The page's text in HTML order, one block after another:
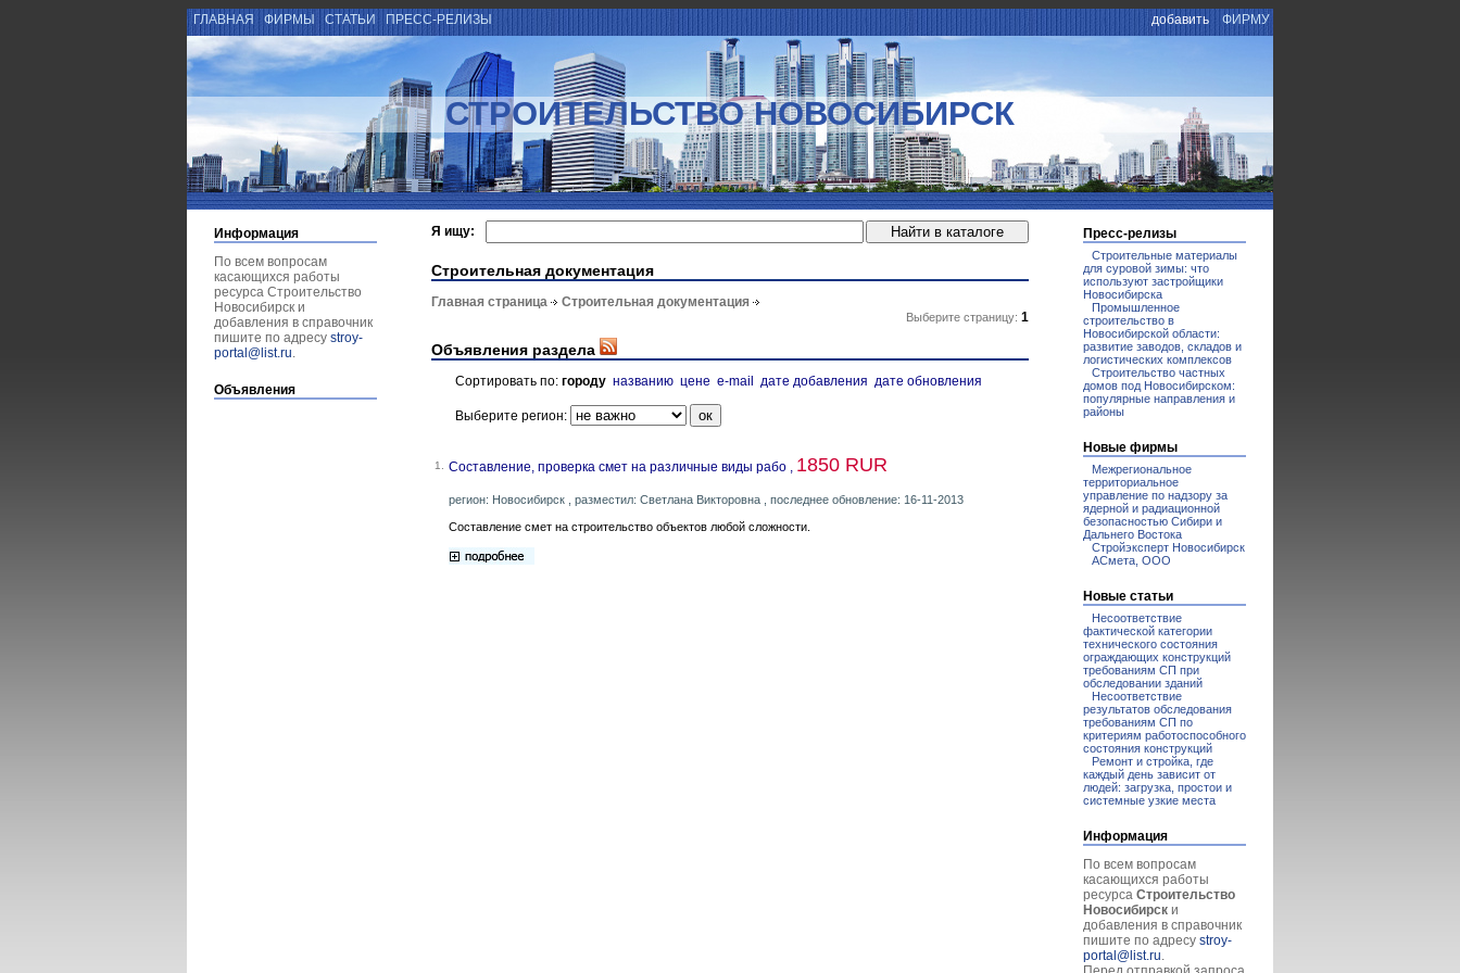
ГЛАВНАЯ ФИРМЫ СТАТЬИ ПРЕСС-РЕЛИЗЫ добавить ФИРМУ
СТРОИТЕЛЬСТВО НОВОСИБИРСК
Информация
По всем вопросам
касающихся работы
ресурса Строительство
Новосибирск и
добавления в справочник
пишите по адресу stroy-
portal@list.ru.
Объявления
Я ищу:
Строительная документация
Главная страница Строительная документация
Выберите страницу: 1
Объявления раздела
Сортировать по: городу названию цене e-mail дате добавления дате обновления
Выберите регион:
1. Составление, проверка смет на различные виды рабо , 1850 RUR
регион: Новосибирск , разместил: Светлана Викторовна , последнее обновление: 16-11-2013
Составление смет на строительство объектов любой сложности.
Пресс-релизы
Строительные материалы
для суровой зимы: что
используют застройщики
Новосибирска
Промышленное
строительство в
Новосибирской области:
развитие заводов, складов и
логистических комплексов
Строительство частных
домов под Новосибирском:
популярные направления и
районы
Новые фирмы
Межрегиональное
территориальное
управление по надзору за
ядерной и радиационной
безопасностью Сибири и
Дальнего Востока
Стройэксперт Новосибирск
АСмета, ООО
Новые статьи
Несоответствие
фактической категории
технического состояния
ограждающих конструкций
требованиям СП при
обследовании зданий
Несоответствие
результатов обследования
требованиям СП по
критериям работоспособного
состояния конструкций
Ремонт и стройка, где
каждый день зависит от
людей: загрузка, простои и
системные узкие места
Информация
По всем вопросам
касающихся работы
ресурса Строительство
Новосибирск и
добавления в справочник
пишите по адресу stroy-
portal@list.ru.